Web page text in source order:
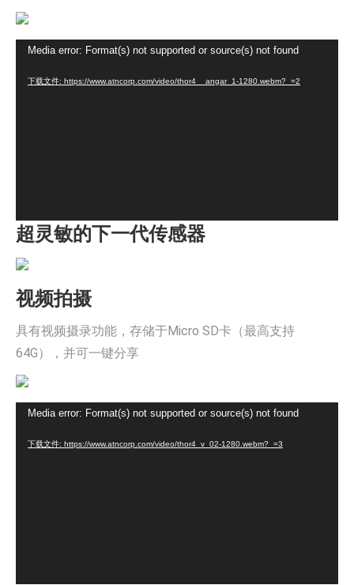
Media error: Format(s) not supported or source(s) not found
下载文件: https://www.atncorp.com/video/thor4__angar_1-1280.webm?_=2
超灵敏的下一代传感器
视频拍摄
具有视频摄录功能，存储于Micro SD卡（最高支持
64G），并可一键分享
Media error: Format(s) not supported or source(s) not found
下载文件: https://www.atncorp.com/video/thor4_v_02-1280.webm?_=3